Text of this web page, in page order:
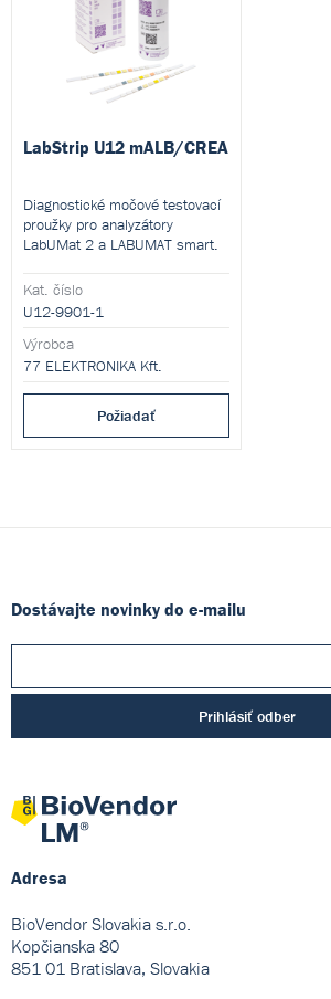
LabStrip U12 mALB/CREA
Diagnostické močové testovací
proužky pro analyzátory
LabUMat 2 a LABUMAT smart.
Umožňují rychlé
semikvantitativní vyšetření 12
parametrů moči, včetně
mikroalbuminu a kreatininu, a
jsou vhodné také pro výpočet
poměru albumin/kreatinin (ACR)
Kat. číslo
U12-9901-1
Výrobca
77 ELEKTRONIKA Kft.
Požiadať
Dostávajte novinky do e-mailu
Prihlásiť odber
Adresa
BioVendor Slovakia s.r.o.
Kopčianska 80
851 01 Bratislava, Slovakia